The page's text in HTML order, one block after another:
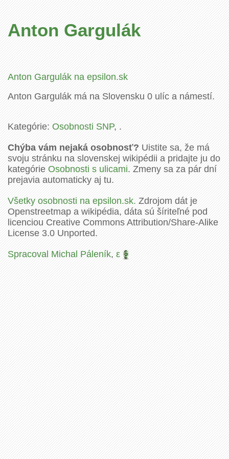
Anton Gargulák
Anton Gargulák na epsilon.sk
Anton Gargulák má na Slovensku 0 ulíc a námestí.
Kategórie:Osobnosti SNP, .
Chýba vám nejaká osobnosť?Uistite sa, že má
svoju stránku na slovenskej wikipédii a pridajte ju do
kategórieOsobnosti s ulicami. Zmeny sa za pár dní
prejavia automaticky aj tu.
Všetky osobnosti na epsilon.sk.Zdrojom dát je
Openstreetmap a wikipédia, dáta sú šíriteľné pod
licenciou Creative Commons Attribution/Share-Alike
License 3.0 Unported.
Spracoval Michal Páleník,ε